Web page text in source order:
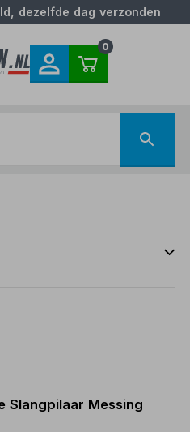
dezelfde dag verzonden
0
Slangpilaar Messing